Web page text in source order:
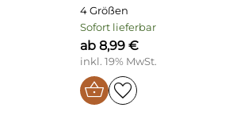
4 Größen
Sofort lieferbar
ab 8,99 €
inkl. 19% MwSt.